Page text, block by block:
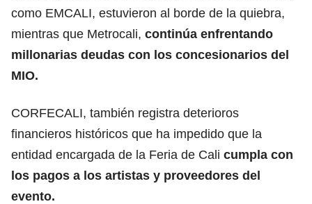
como EMCALI, estuvieron al borde de la quiebra,
mientras que Metrocali, continúa enfrentando
millonarias deudas con los concesionarios del
MIO.
CORFECALI, también registra deterioros
financieros históricos que ha impedido que la
entidad encargada de la Feria de Cali cumpla con
los pagos a los artistas y proveedores del
evento.